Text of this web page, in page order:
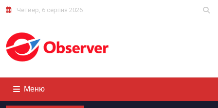
Четвер, 6 серпня 2026
Меню